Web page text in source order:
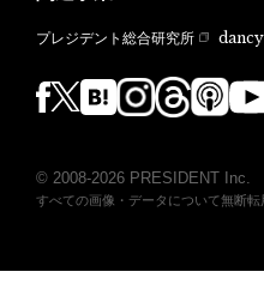
プレジデント総合研究所
© 2008-2026 PRESIDENT Inc.
すべての画像・データについて無断転